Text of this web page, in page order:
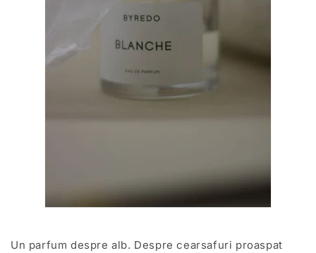
Un parfum despre alb. Despre cearsafuri proaspat